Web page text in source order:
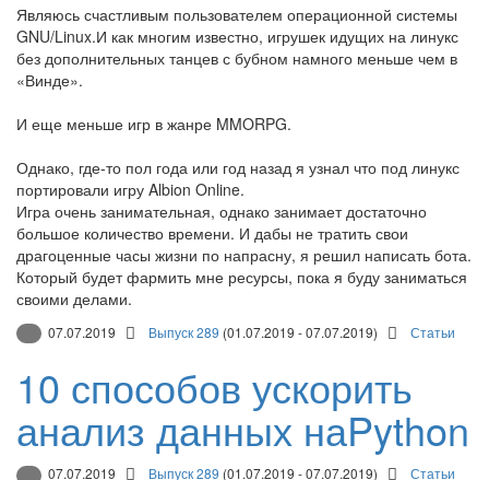
Являюсь счастливым пользователем операционной системы
GNU/Linux.И как многим известно, игрушек идущих на линукс
без дополнительных танцев с бубном намного меньше чем в
«Винде».
И еще меньше игр в жанре MMORPG.
Однако, где-то пол года или год назад я узнал что под линукс
портировали игру Albion Online.
Игра очень занимательная, однако занимает достаточно
большое количество времени. И дабы не тратить свои
драгоценные часы жизни по напрасну, я решил написать бота.
Который будет фармить мне ресурсы, пока я буду заниматься
своими делами.
07.07.2019 Выпуск 289 (01.07.2019 - 07.07.2019) Статьи
10 способов ускорить
анализ данных наPython
07.07.2019 Выпуск 289 (01.07.2019 - 07.07.2019) Статьи